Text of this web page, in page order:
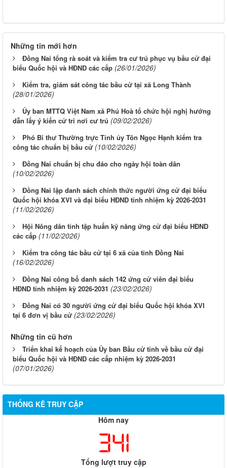
Những tin mới hơn
Đồng Nai tổng rà soát và kiểm tra cư trú phục vụ bầu cử đại
biểu Quốc hội và HĐND các cấp (26/01/2026)
Kiểm tra, giám sát công tác bầu cử tại xã Long Thành
(28/01/2026)
Ủy ban MTTQ Việt Nam xã Phú Hoà tổ chức hội nghị hướng
dẫn lấy ý kiến cử tri nơi cư trú (09/02/2026)
Phó Bí thư Thường trực Tỉnh ủy Tôn Ngọc Hạnh kiểm tra
công tác chuẩn bị bầu cử (10/02/2026)
Đồng Nai chuẩn bị chu đáo cho ngày hội toàn dân
(10/02/2026)
Đồng Nai lập danh sách chính thức người ứng cử đại biểu
Quốc hội khóa XVI và đại biểu HĐND tỉnh nhiệm kỳ 2026-2031
(11/02/2026)
Hội Nông dân tỉnh tập huấn kỹ năng ứng cử đại biểu HĐND
các cấp (11/02/2026)
Kiểm tra công tác bầu cử tại 6 xã của tỉnh Đồng Nai
(16/02/2026)
Đồng Nai công bố danh sách 142 ứng cử viên đại biểu
HĐND tỉnh nhiệm kỳ 2026-2031 (23/02/2026)
Đồng Nai có 30 người ứng cử đại biểu Quốc hội khóa XVI
tại 6 đơn vị bầu cử (23/02/2026)
Những tin cũ hơn
Triển khai kế hoạch của Ủy ban Bầu cử tỉnh về bầu cử đại
biểu Quốc hội và HĐND các cấp nhiệm kỳ 2026-2031
(07/01/2026)
THỐNG KÊ TRUY CẬP
Hôm nay
341
Tổng lượt truy cập